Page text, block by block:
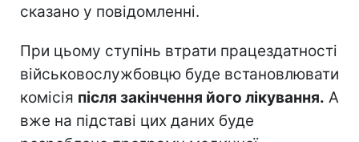
сказано у повідомленні.
При цьому ступінь втрати працездатності
військовослужбовцю буде встановлювати
комісія після закінчення його лікування. А
вже на підставі цих даних буде